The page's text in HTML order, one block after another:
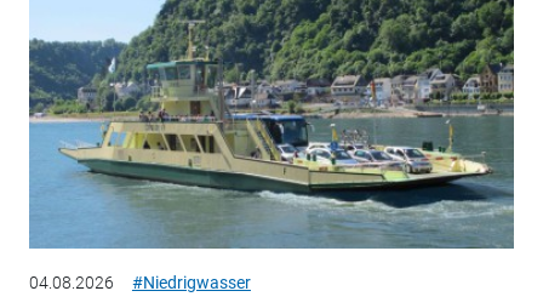
04.08.2026 #Niedrigwasser